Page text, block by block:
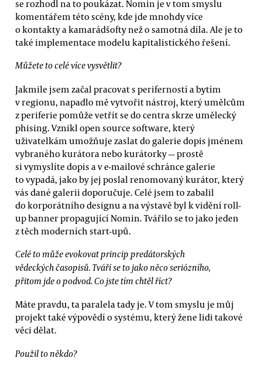
se rozhodl na to poukázat. Nomin je v tom smyslu
komentářem této scény, kde jde mnohdy více
o kontakty a kamarádšofty než o samotná díla. Ale je to
také implementace modelu kapitalistického řešení.
Můžete to celé více vysvětlit?
Jakmile jsem začal pracovat s periferností a bytím
v regionu, napadlo mě vytvořit nástroj, který umělcům
z periferie pomůže vetřít se do centra skrze umělecký
phising. Vznikl open source software, který
uživatelkám umožňuje zaslat do galerie dopis jménem
vybraného kurátora nebo kurátorky — prostě
si vymyslíte dopis a v e-mailové schránce galerie
to vypadá, jako by jej poslal renomovaný kurátor, který
vás dané galerii doporučuje. Celé jsem to zabalil
do korporátního designu a na výstavě byl k vidění roll-
up banner propagující Nomin. Tvářilo se to jako jeden
z těch moderních start-upů.
Celé to může evokovat princip predátorských
vědeckých časopisů. Tváří se to jako něco seriózního,
přitom jde o podvod. Co jste tím chtěl říct?
Máte pravdu, ta paralela tady je. V tom smyslu je můj
projekt také výpovědí o systému, který žene lidi takové
věci dělat.
Použil to někdo?